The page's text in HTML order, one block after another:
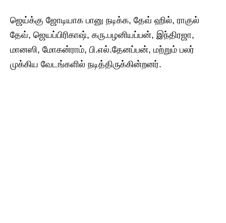
ஜெய்க்கு ஜோடியாக பானு நடிக்க, தேவ் ஹில், ராகுல்
தேவ், ஜெயப்பிரிகாஷ், கரு.பழனியப்பன், இந்திரஜா,
மானஸி, மோகன்ராம், பி.எல்.தேனப்பன், மற்றும் பலர்
முக்கிய வேடங்களில் நடித்திருக்கின்றனர்.